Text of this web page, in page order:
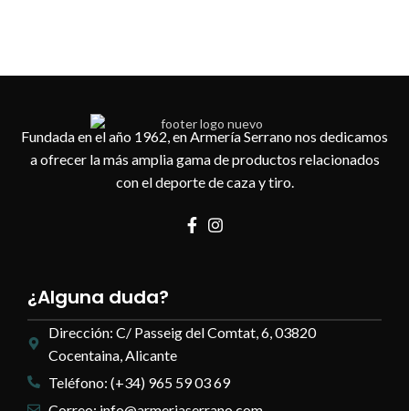
Fundada en el año 1962, en Armería Serrano nos dedicamos
a ofrecer la más amplia gama de productos relacionados
con el deporte de caza y tiro.
¿Alguna duda?
Dirección: C/ Passeig del Comtat, 6, 03820
Cocentaina, Alicante
Teléfono: (+34) 965 59 03 69